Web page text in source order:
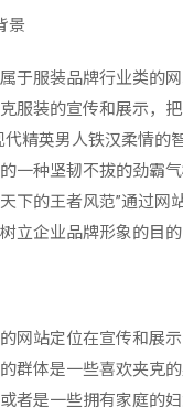
景
于服装品牌行业类的
服装的宣传和展示，
代精英男人铁汉柔情的
一种坚韧不拔的劲霸
下的王者风范”通过网
立企业品牌形象的目的
网站定位在宣传和展
群体是一些喜欢夹克
者是一些拥有家庭的妇